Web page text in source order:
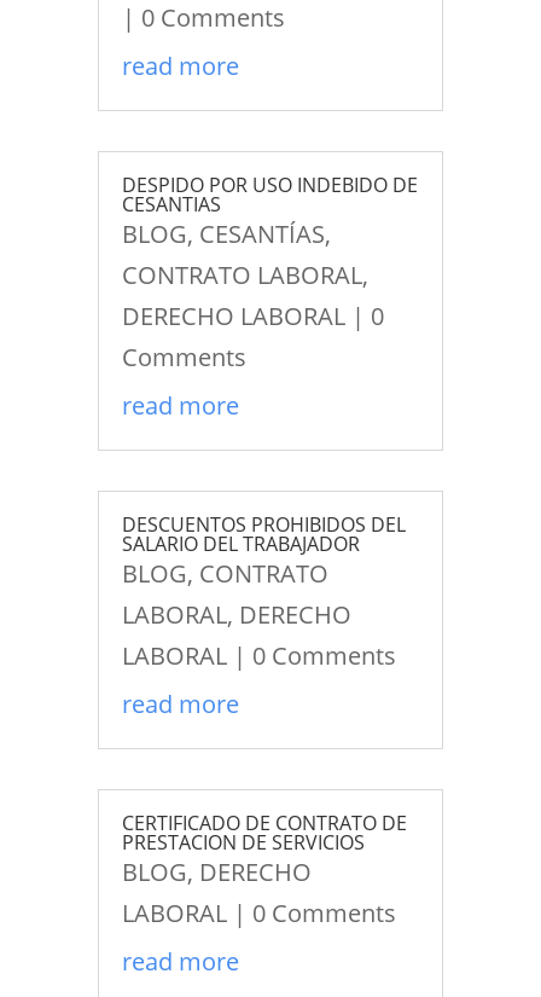
| 0 Comments
read more
DESPIDO POR USO INDEBIDO DE
CESANTIAS
BLOG, CESANTÍAS,
CONTRATO LABORAL,
DERECHO LABORAL| 0
Comments
read more
DESCUENTOS PROHIBIDOS DEL
SALARIO DEL TRABAJADOR
BLOG, CONTRATO
LABORAL, DERECHO
LABORAL| 0 Comments
read more
CERTIFICADO DE CONTRATO DE
PRESTACION DE SERVICIOS
BLOG, DERECHO
LABORAL| 0 Comments
read more